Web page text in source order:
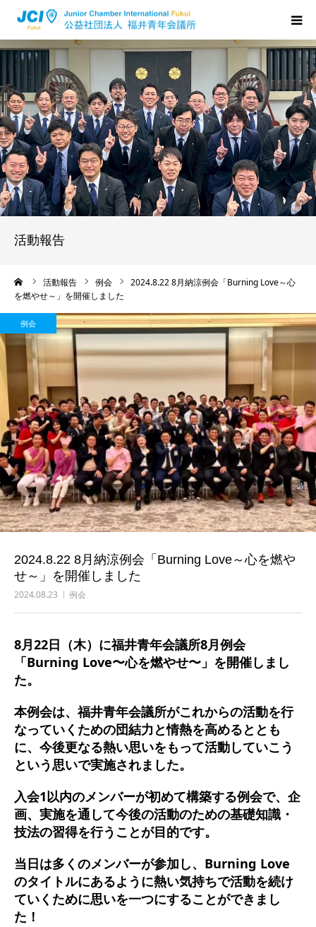
活動報告
活動報告 例会
2024.8.22 8月納涼例会「Burning Love～心
を燃やせ～」を開催しました
例会
2024.8.22 8月納涼例会「Burning Love～心を燃や
せ～」を開催しました
2024.08.23 例会
8月22日（木）に福井青年会議所8月例会
「Burning Love〜心を燃やせ〜」を開催しまし
た。
本例会は、福井青年会議所がこれからの活動を行
なっていくための団結力と情熱を高めるととも
に、今後更なる熱い思いをもって活動していこう
という思いで実施されました。
入会1以内のメンバーが初めて構築する例会で、企
画、実施を通して今後の活動のための基礎知識・
技法の習得を行うことが目的です。
当日は多くのメンバーが参加し、Burning Love
のタイトルにあるように熱い気持ちで活動を続け
ていくために思いを一つにすることができまし
た！
福井JCについて
活動について
メンバーの声